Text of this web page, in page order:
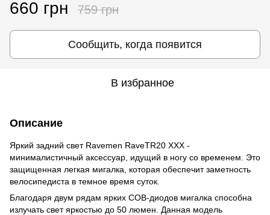
660 грн 759 грн
Сообщить, когда появится
В избранное
Описание
Яркий задний свет Ravemen RaveTR20 XXX -
минималистичный аксессуар, идущий в ногу со временем. Это
защищенная легкая мигалка, которая обеспечит заметность
велосипедиста в темное время суток.
Благодаря двум рядам ярких СОВ-диодов мигалка способна
излучать свет яркостью до 50 люмен. Данная модель